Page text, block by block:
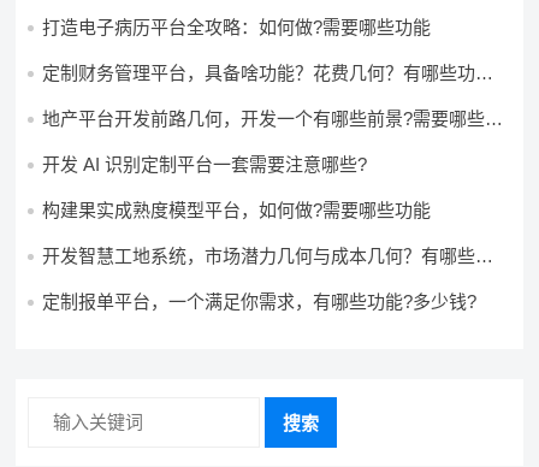
打造电子病历平台全攻略：如何做?需要哪些功能
定制财务管理平台，具备啥功能？花费几何？有哪些功能?
地产平台开发前路几何，开发一个有哪些前景?需要哪些费
开发 AI 识别定制平台一套需要注意哪些?
构建果实成熟度模型平台，如何做?需要哪些功能
开发智慧工地系统，市场潜力几何与成本几何？有哪些前
定制报单平台，一个满足你需求，有哪些功能?多少钱?
搜索